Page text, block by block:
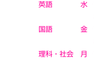
英語
水
国語
金
理科・社会
月